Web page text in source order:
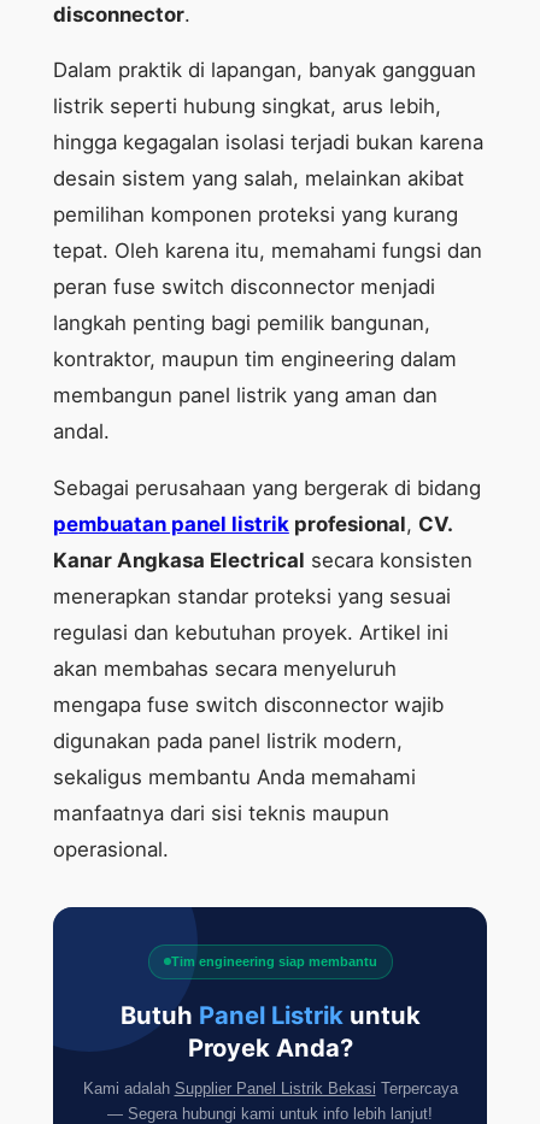
disconnector.
Dalam praktik di lapangan, banyak gangguan
listrik seperti hubung singkat, arus lebih,
hingga kegagalan isolasi terjadi bukan karena
desain sistem yang salah, melainkan akibat
pemilihan komponen proteksi yang kurang
tepat. Oleh karena itu, memahami fungsi dan
peran fuse switch disconnector menjadi
langkah penting bagi pemilik bangunan,
kontraktor, maupun tim engineering dalam
membangun panel listrik yang aman dan
andal.
Sebagai perusahaan yang bergerak di bidang
pembuatan panel listrikprofesional, CV.
Kanar Angkasa Electrical secara konsisten
menerapkan standar proteksi yang sesuai
regulasi dan kebutuhan proyek. Artikel ini
akan membahas secara menyeluruh
mengapa fuse switch disconnector wajib
digunakan pada panel listrik modern,
sekaligus membantu Anda memahami
manfaatnya dari sisi teknis maupun
operasional.
Tim engineering siap membantu
Butuh Panel Listrik untuk
Proyek Anda?
Kami adalah Supplier Panel Listrik Bekasi Terpercaya
— Segera hubungi kami untuk info lebih lanjut!